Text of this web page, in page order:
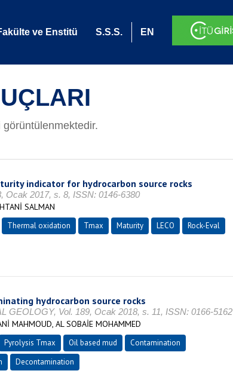
ve Enstitü S.S.S. EN
görüntülenmektedir.
indicator for hydrocarbon source rocks
Ocak 2017, s. 8, ISSN: 0146-6380
SALMAN
Thermal oxidation Tmax Maturity LECO
Rock-Eval
hydrocarbon source rocks
GEOLOGY, Vol. 189, Ocak 2018, s. 11, ISSN: 0166-5162
MAHMOUD, AL SOBAİE MOHAMMED
Pyrolysis Tmax Oil based mud
Contamination
Decontamination